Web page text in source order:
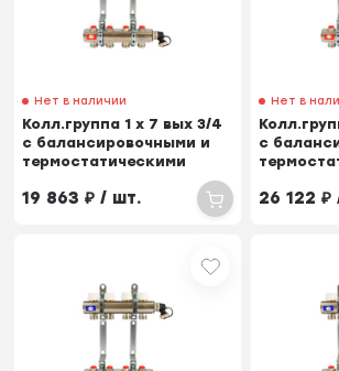
Нет в наличии
Колл.группа 1 х 7 вых 3/4
с балансировочными и
термостатическими
19 863₽ / шт.
Нет в
с
26 122₽